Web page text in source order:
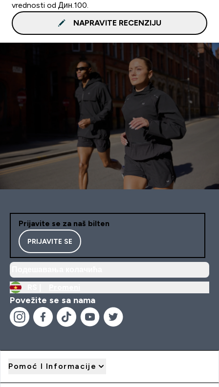
vrednosti od Дин.100.
NAPRAVITE RECENZIJU
Prijavite se za naš bilten
PRIJAVITE SE
Povežite se sa nama
Pomoć I Informacije